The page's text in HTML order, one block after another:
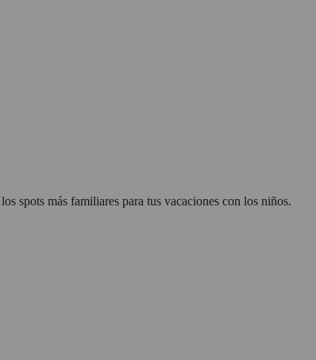
spots más familiares para tus vacaciones con los niños.